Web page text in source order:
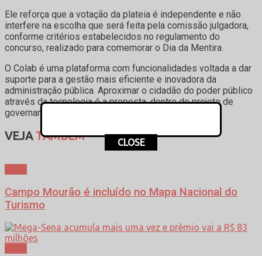
Ele reforça que a votação da plateia é independente e não
interfere na escolha que será feita pela comissão julgadora,
conforme critérios estabelecidos no regulamento do
concurso, realizado para comemorar o Dia da Mentira.
O Colab é uma plataforma com funcionalidades voltada a dar
suporte para a gestão mais eficiente e inovadora da
administração pública. Aproximar o cidadão do poder público
através da tecnologia é a proposta, dentro do projeto de
governança “Cidade Inteligente”.
VEJATAMBÉM
Campo Mourão é incluído no Mapa Nacional do
Turismo
CLOSE